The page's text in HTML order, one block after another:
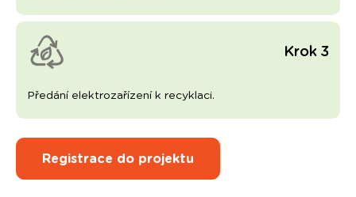
Krok 3
Předání elektrozařízení k recyklaci.
Registrace do projektu